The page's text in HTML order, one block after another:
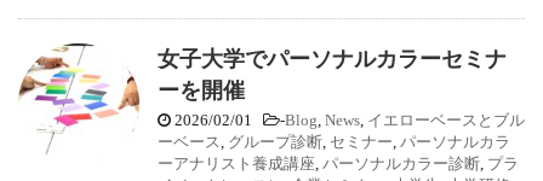
女子大学でパーソナルカラーセミナ
ーを開催
2026/02/01 -Blog, News, イエローベースとブル
ーベース, グループ診断, セミナー, パーソナルカラ
ーアナリスト養成講座, パーソナルカラー診断, プラ